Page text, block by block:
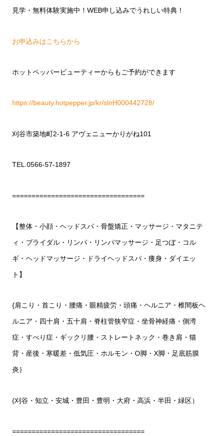
見学・無料体験実施中！ WEB申し込みでうれしい特典！
お申込みはこちらから
ホットペッパービューティーからもご予約ができます
https://beauty.hotpepper.jp/kr/slnH000442728/
刈谷市築地町2-1-6 アヴェニューかりがね101
TEL.0566-57-1897
==================================
【整体・小顔・ヘッドスパ・骨盤矯正・マッサージ・マタニテ
ィ・ブライダル・リンパ・リンパマッサージ・足つぼ・コル
ギ・ヘッドマッサージ・ドライヘッドスパ・痩身・ダイエッ
ト】
{肩こり・首こり・腰痛・眼精疲労・頭痛・ヘルニア・椎間板ヘ
ルニア・四十肩・五十肩・脊柱管狭窄症・坐骨神経痛・側湾
症・すべり症・ギックリ腰・ストレートネック・巻き肩・猫
背・産後・寒暖差・低気圧・ホルモン・ O脚・ X脚・足底筋膜
炎｝
(刈谷・知立・安城・豊田・豊明・大府・高浜・半田・緑区）
==================================